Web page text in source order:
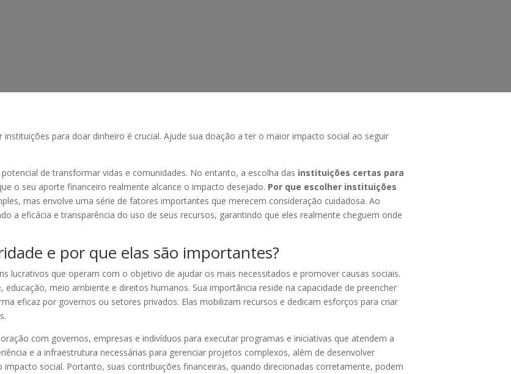
para doar dinheiro é crucial. Ajude sua doação a ter o maior impacto social ao seguir
de transformar vidas e comunidades. No entanto, a escolha das instituições certas para
o seu aporte financeiro realmente alcance o impacto desejado. Por que escolher instituições
mas envolve uma série de fatores importantes que merecem consideração cuidadosa. Ao
a eficácia e transparência do uso de seus recursos, garantindo que eles realmente cheguem onde
e por que elas são importantes?
lucrativos que operam com o objetivo de ajudar os mais necessitados e promover causas sociais.
meio ambiente e direitos humanos. Sua importância reside na capacidade de preencher
eficaz por governos ou setores privados. Elas mobilizam recursos e dedicam esforços para criar
com governos, empresas e indivíduos para executar programas e iniciativas que atendem a
e a infraestrutura necessárias para gerenciar projetos complexos, além de desenvolver
social. Portanto, suas contribuições financeiras, quando direcionadas corretamente, podem